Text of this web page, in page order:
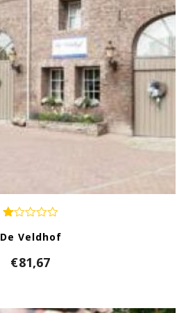
De Veldhof
€81,67